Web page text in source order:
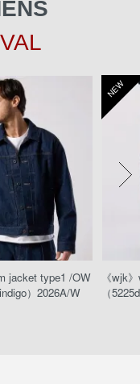
jacket type1 /OW
）2026A/W
NEW
《wjk
（